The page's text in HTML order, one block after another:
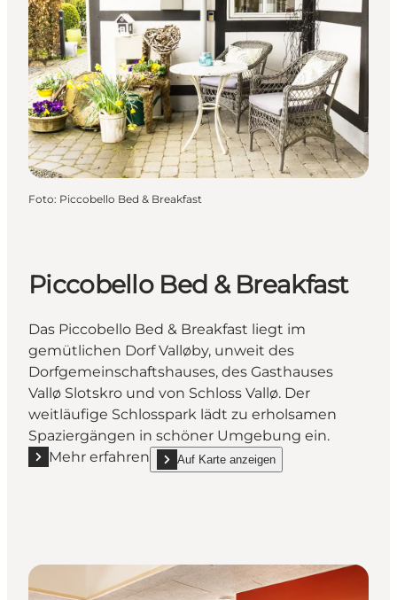
Foto: Piccobello Bed & Breakfast
Piccobello Bed & Breakfast
Das Piccobello Bed & Breakfast liegt im
gemütlichen Dorf Valløby, unweit des
Dorfgemeinschaftshauses, des Gasthauses
Vallø Slotskro und von Schloss Vallø. Der
weitläufige Schlosspark lädt zu erholsamen
Spaziergängen in schöner Umgebung ein.
Mehr erfahren
Mehr erfahren "Piccobello Bed & Breakfast"
Auf Karte anzeigen
show Piccobello Bed & Breakfast on_map